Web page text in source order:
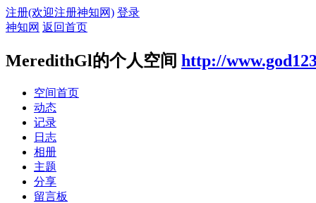
注册(欢迎注册神知网) 登录
神知网 返回首页
MeredithGl的个人空间 http://
空间首页
动态
记录
日志
相册
主题
分享
留言板